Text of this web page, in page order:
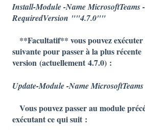
Install-Module -Name MicrosoftTeams -
RequiredVersion ""4.7.0""
**Facultatif** vous pouvez exécuter
suivante pour passer à la plus récente
version (actuellement 4.7.0) :
Update-Module -Name MicrosoftTeams
Vous pouvez passer au module
exécutant ce qui suit :